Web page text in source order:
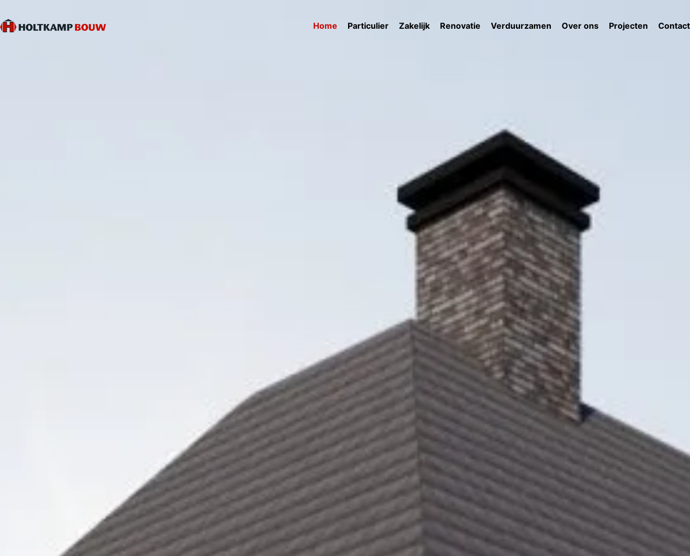
Home Particulier Zakelijk Renovatie Verduurzamen Over ons Projecten Contact